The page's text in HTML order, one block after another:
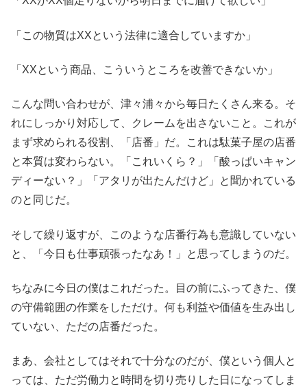
「この物質はXXという法律に適合していますか」
「XXという商品、こういうところを改善できないか」
こんな問い合わせが、津々浦々から毎日たくさん来る。そ
れにしっかり対応して、クレームを出さないこと。これが
まず求められる役割、「店番」だ。これは駄菓子屋の店番
と本質は変わらない。「これいくら？」「酸っぱいキャン
ディーない？」「アタリが出たんだけど」と聞かれている
のと同じだ。
そして繰り返すが、このような店番行為も意識していない
と、「今日も仕事頑張ったなあ！」と思ってしまうのだ。
ちなみに今日の僕はこれだった。目の前にふってきた、僕
の守備範囲の作業をしただけ。何も利益や価値を生み出し
ていない、ただの店番だった。
まあ、会社としてはそれで十分なのだが、僕という個人と
っては、ただ労働力と時間を切り売りした日になってしま